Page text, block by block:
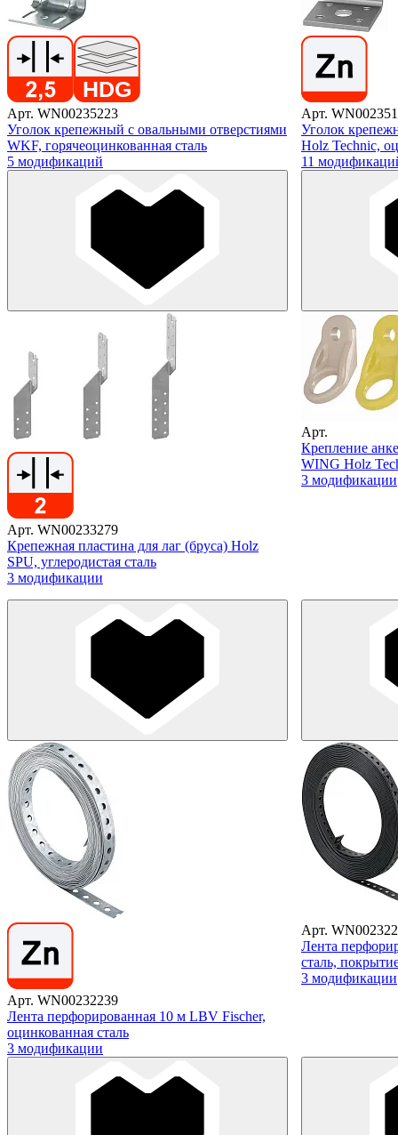
Арт. WN00235223
Уголок крепежный с овальными отверстиями
WKF, горячеоцинкованная сталь
5 модификаций
Арт.
Уголок
Holz Technic,
11
Арт. WN00233279
Крепежная пластина для лаг (бруса) Holz
SPU, углеродистая сталь
3 модификации
Арт.
Крепление
WING Holz
3 модификации
Арт. WN00232239
Лента перфорированная 10 м LBV Fischer,
оцинкованная сталь
3 модификации
Арт.
Лента
сталь,
3 модификации